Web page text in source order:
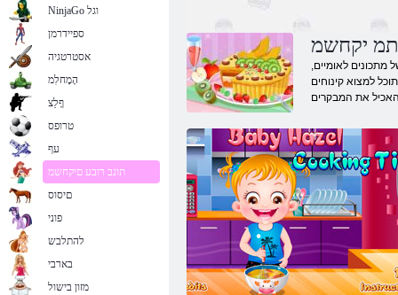
יקחשמ
מתכונים לאומיים,
למצוא קינוחים
NinjaGo וגל
ספיידרמן
אסטרטגיה
הָמָחלִמ
ףָלַצ
טרופס
עף
תונב רובע םיקחשמ
םיסוס
פוני
להתלבש
בארבי
מזון בישול